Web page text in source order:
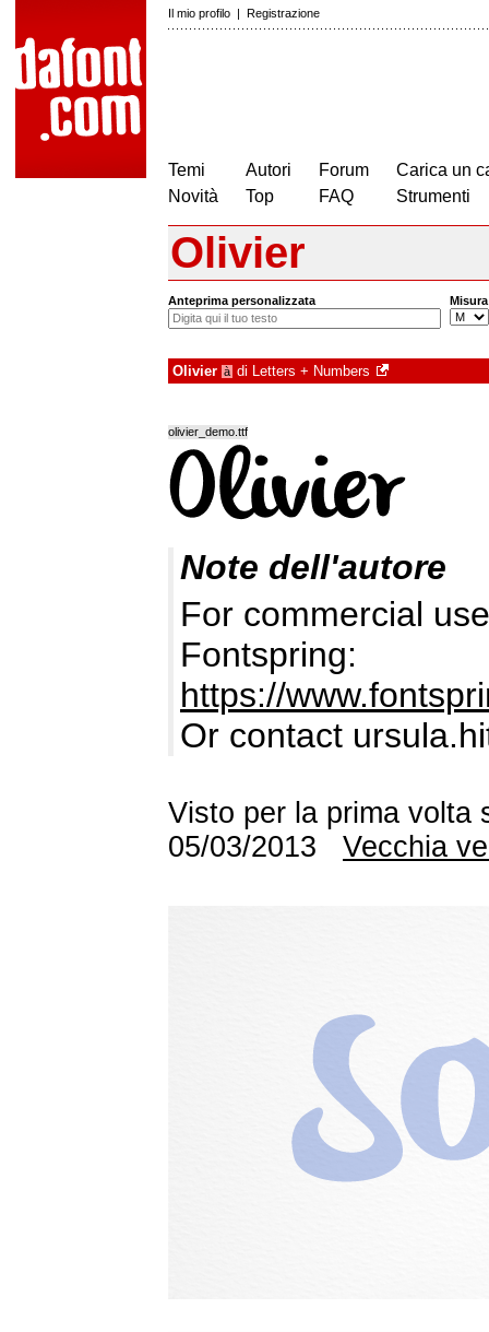
Il mio profilo | Registrazione
Temi
Novità
Autori
Top
Forum
FAQ
Carica un
Strumenti
Olivier
Anteprima personalizzata Misura
Olivier à di Letters + Numbers
olivier_demo.ttf
Note dell'autore
For commercial
Fontspring:
https://
Or contact
Visto per la prima volta
05/03/2013 Vecchia